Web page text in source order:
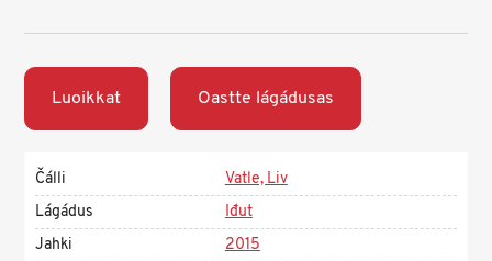
Luoikkat Oastte lágádusas
Čálli
Vatle, Liv
Lágádus
Iđut
Jahki
2015